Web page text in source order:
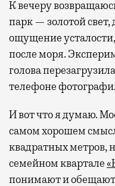
К вечеру
парк — золотой
ощущение
после моря.
голова
телефоне
И вот что я думаю.
самом хорошем
квадратных метров,
семейном квартале
понимают и